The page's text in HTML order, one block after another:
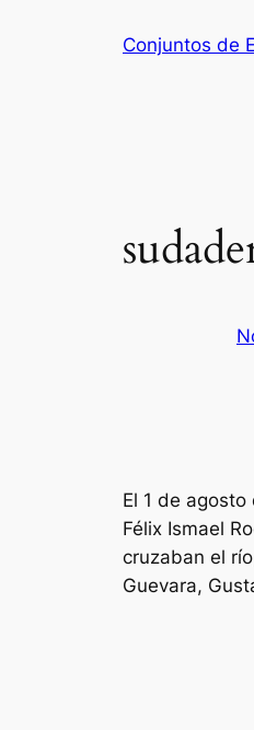
Conjuntos de
El 1 de
Félix Ismael
cruzaban el
Guevara,